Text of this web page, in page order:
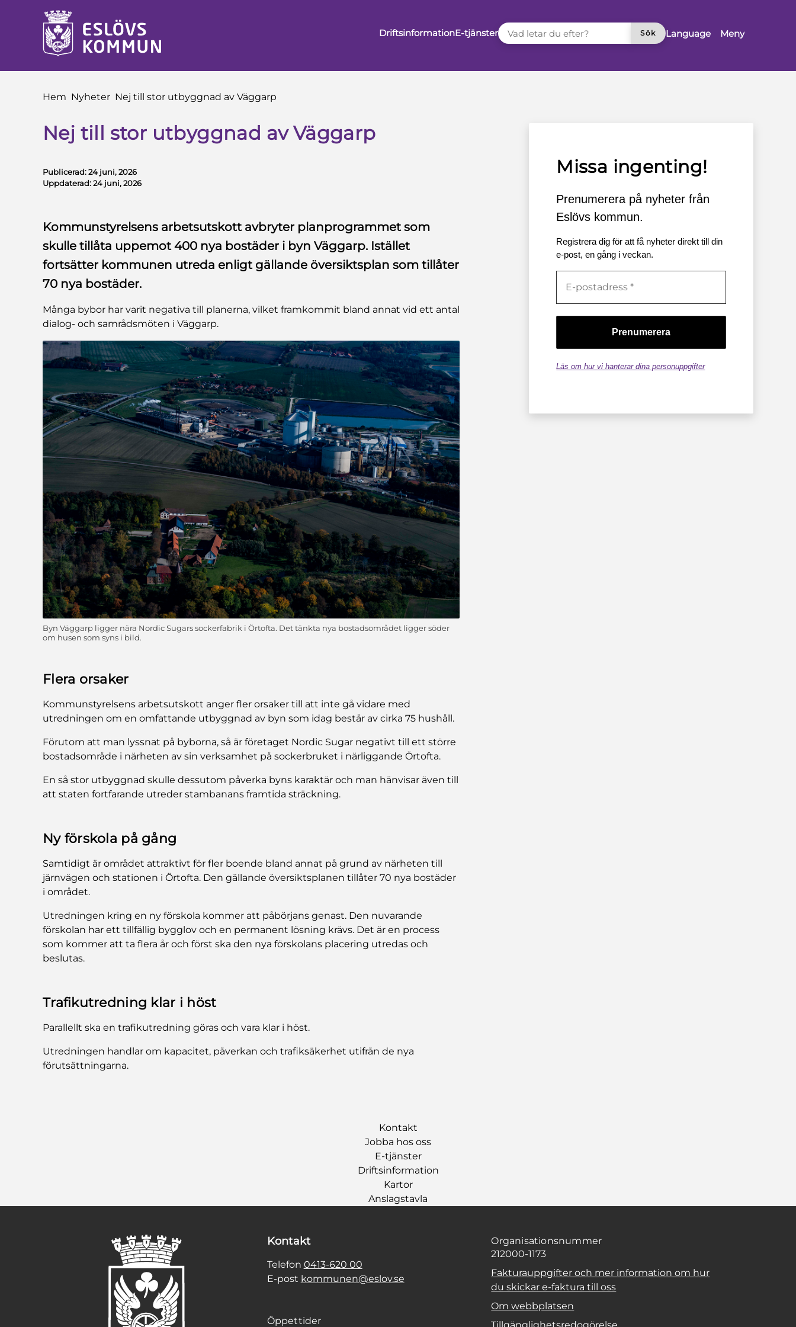
till innehåll
DriftsinformationE-tjänster
VAD LETAR DU EFTER?
Sök
Language Meny
Du är här:
Hem Nyheter Nej till stor utbyggnad av Väggarp
Nej till stor utbyggnad av Väggarp
Publicerad:24 juni, 2026
Uppdaterad:24 juni, 2026
Kommunstyrelsens arbetsutskott avbryter planprogrammet som
skulle tillåta uppemot 400 nya bostäder i byn Väggarp. Istället
fortsätter kommunen utreda enligt gällande översiktsplan som tillåter
70 nya bostäder.
Många bybor har varit negativa till planerna, vilket framkommit bland annat vid ett antal
dialog- och samrådsmöten i Väggarp.
Byn Väggarp ligger nära Nordic Sugars sockerfabrik i Örtofta. Det tänkta nya bostadsområdet ligger söder
om husen som syns i bild.
Flera orsaker
Kommunstyrelsens arbetsutskott anger fler orsaker till att inte gå vidare med
utredningen om en omfattande utbyggnad av byn som idag består av cirka 75 hushåll.
Förutom att man lyssnat på byborna, så är företaget Nordic Sugar negativt till ett större
bostadsområde i närheten av sin verksamhet på sockerbruket i närliggande Örtofta.
En så stor utbyggnad skulle dessutom påverka byns karaktär och man hänvisar även till
att staten fortfarande utreder stambanans framtida sträckning.
Ny förskola på gång
Samtidigt är området attraktivt för fler boende bland annat på grund av närheten till
järnvägen och stationen i Örtofta. Den gällande översiktsplanen tillåter 70 nya bostäder
i området.
Utredningen kring en ny förskola kommer att påbörjans genast. Den nuvarande
förskolan har ett tillfällig bygglov och en permanent lösning krävs. Det är en process
som kommer att ta flera år och först ska den nya förskolans placering utredas och
beslutas.
Trafikutredning klar i höst
Parallellt ska en trafikutredning göras och vara klar i höst.
Utredningen handlar om kapacitet, påverkan och trafiksäkerhet utifrån de nya
förutsättningarna.
Missa ingenting!
Prenumerera på nyheter från
Eslövs kommun.
Registrera dig för att få nyheter direkt till din
e-post, en gång i veckan.
Läs om hur vi hanterar dina personuppgifter
Kontakt
Jobba hos oss
E-tjänster
Driftsinformation
Kartor
Anslagstavla
Kontakt
Telefon 0413-620 00
E-post kommunen@eslov.se
Öppettider
Organisationsnummer
212000-1173
Fakturauppgifter och mer information om hur
du skickar e-faktura till oss
Om webbplatsen